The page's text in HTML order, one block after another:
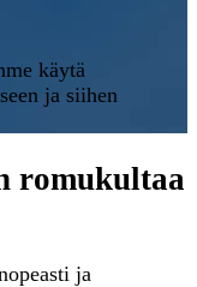
käytä
ja siihen
romukultaa
ja